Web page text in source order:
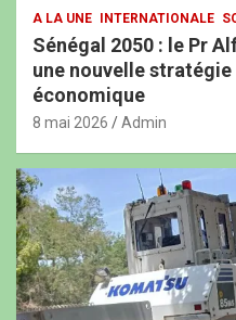
A LA UNE INTERNATIONALE
Sénégal 2050 : le Pr
une nouvelle
économique
8 mai 2026 Admin